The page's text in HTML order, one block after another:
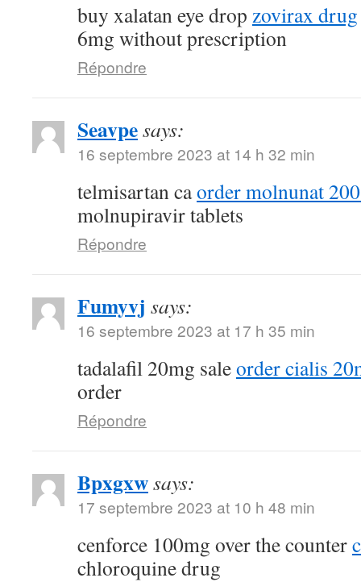
buy xalatan eye drop zovirax drug
6mg without prescription
Répondre
Seavpesays:
16 septembre 2023 at 14 h 32 min
telmisartan caorder molnunat
molnupiravir tablets
Répondre
Fumyvj says:
16 septembre 2023 at 17 h 35 min
tadalafil 20mg saleorder cialis
order
Répondre
Bpxgxwsays:
17 septembre 2023 at 10 h 48 min
cenforce 100mg over the counter
chloroquine drug